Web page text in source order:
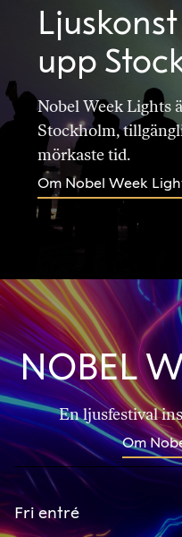
upp
Nobel Week Lights
Stockholm,
mörkaste tid.
Om Nobel Week
NOBEL
En ljusfestival
Om
Fri entré